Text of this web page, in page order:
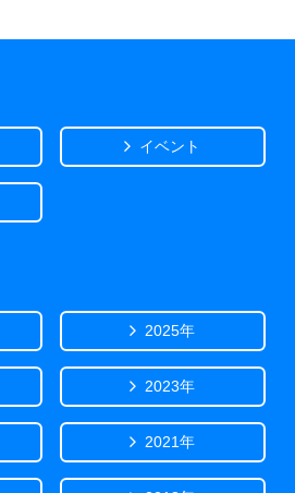
イベント
2025年
2023年
2021年